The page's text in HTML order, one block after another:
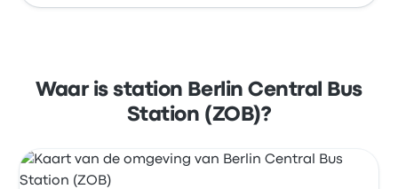
Bekijk de locatie van deze bushalte in Berlijn
Waar is station Berlin Central Bus
Station (ZOB)?